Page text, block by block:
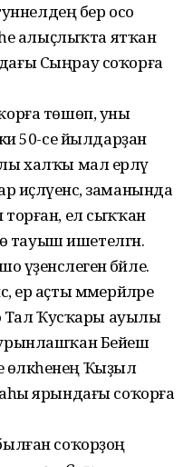
бер осо
алыҫлыҡта ятҡан
Сыңрау соҡорға
төшөп, уны
50-се йылдарҙан
халҡы мал ерләү
иҫләүенсә, заманында
ел сыҡҡан
тауыш ишетелгән.
бәйле.
аҫты мәмерйәләре
Тал Ҡусҡары ауылы
Бейеш
өлкәһенең Ҡыҙыл
ярындағы соҡорға
соҡорҙоң